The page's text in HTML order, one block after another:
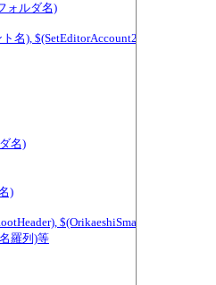
ォルダ名)
名), $(SetEditorAccount2,アカウント名)
名)
)
$(OrikaeshiSmallRootHeader),
羅列)等